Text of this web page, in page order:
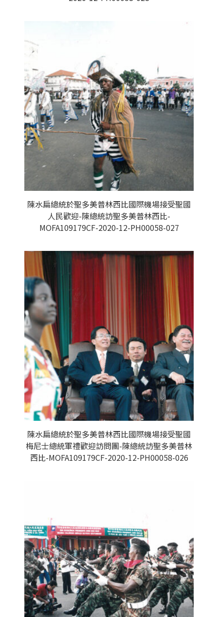
陳水扁總統於聖多美普林西比國際機場接受聖國
人民歡迎-陳總統訪聖多美普林西比-
MOFA109179CF-2020-12-PH00058-027
陳水扁總統於聖多美普林西比國際機場接受聖國
梅尼士總統軍禮歡迎訪問團-陳總統訪聖多美普林
西比-MOFA109179CF-2020-12-PH00058-026